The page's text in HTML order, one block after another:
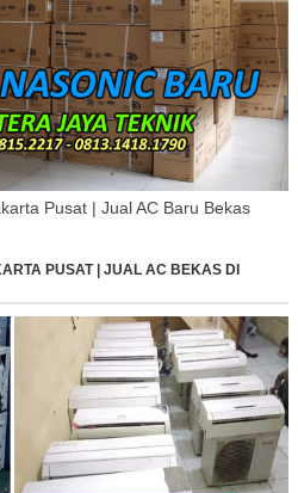
Pusat | Jual AC Baru Bekas
PUSAT | JUAL AC BEKAS DI